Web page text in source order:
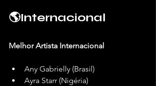
🌎Internacional
Melhor Artista Internacional
Any Gabrielly (Brasil)
Ayra Starr (Nigéria)